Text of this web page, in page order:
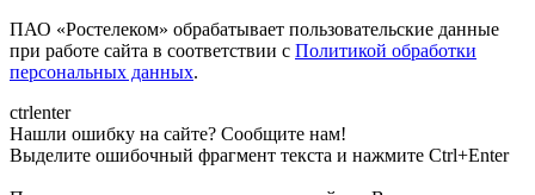
ПАО «Ростелеком» обрабатывает пользовательские данные
при работе сайта в соответствии с Политикой обработки
персональных данных.
ctrlenter
Нашли ошибку на сайте? Сообщите нам!
Выделите ошибочный фрагмент текста и нажмите Ctrl+Enter